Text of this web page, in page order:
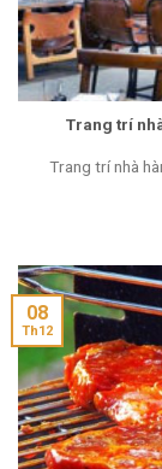
Trang trí
Trang trí nhà
08
Th12